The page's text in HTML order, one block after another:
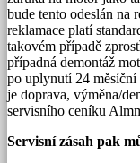
bude tento odeslán
reklamace platí
takovém případě
případná demontáž
po uplynutí 24
je doprava, výměna/
servisního ceníku
Servisní zásah pak